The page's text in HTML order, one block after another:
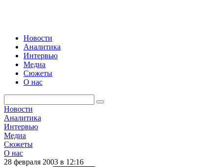
Новости
Аналитика
Интервью
Медиа
Сюжеты
О нас
Новости
Аналитика
Интервью
Медиа
Сюжеты
О нас
28 февраля 2003 в 12:16